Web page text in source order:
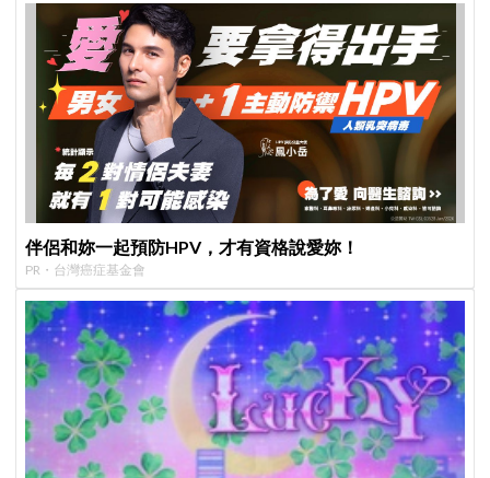
伴侶和妳一起預防HPV，才有資格說愛妳！
PR・台灣癌症基金會